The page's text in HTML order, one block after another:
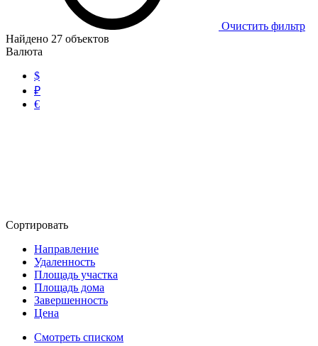
Очистить фильтр
Найдено 27 объектов
Валюта
$
₽
€
Сортировать
Направление
Удаленность
Площадь участка
Площадь дома
Завершенность
Цена
Смотреть списком